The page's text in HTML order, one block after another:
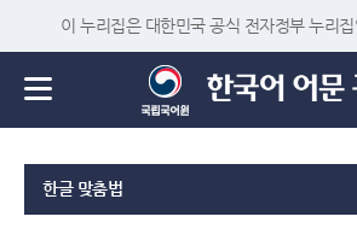
이 누리집은 대한민국 공식 전자정부 누리집
한글 맞춤법